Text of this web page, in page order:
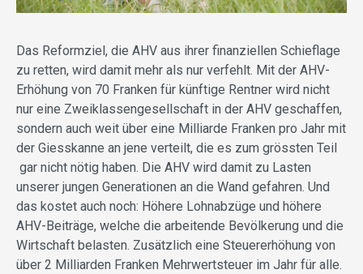
Das Reformziel, die AHV aus ihrer finanziellen Schieflage
zu retten, wird damit mehr als nur verfehlt. Mit der AHV-
Erhöhung von 70 Franken für künftige Rentner wird nicht
nur eine Zweiklassengesellschaft in der AHV geschaffen,
sondern auch weit über eine Milliarde Franken pro Jahr mit
der Giesskanne an jene verteilt, die es zum grössten Teil
gar nicht nötig haben. Die AHV wird damit zu Lasten
unserer jungen Generationen an die Wand gefahren. Und
das kostet auch noch: Höhere Lohnabzüge und höhere
AHV-Beiträge, welche die arbeitende Bevölkerung und die
Wirtschaft belasten. Zusätzlich eine Steuererhöhung von
über 2 Milliarden Franken Mehrwertsteuer im Jahr für alle.